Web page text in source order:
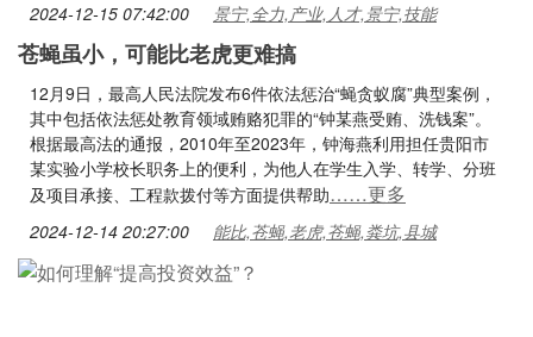
2024-12-15 07:42:00 景宁,全力,产业,人才,景宁,技能
苍蝇虽小，可能比老虎更难搞
12月9日，最高人民法院发布6件依法惩治“蝇贪蚁腐”典型案例，
其中包括依法惩处教育领域贿赂犯罪的“钟某燕受贿、洗钱案”。
根据最高法的通报，2010年至2023年，钟海燕利用担任贵阳市
某实验小学校长职务上的便利，为他人在学生入学、转学、分班
及项目承接、工程款拨付等方面提供帮助……更多
2024-12-14 20:27:00 能比,苍蝇,老虎,苍蝇,粪坑,县城